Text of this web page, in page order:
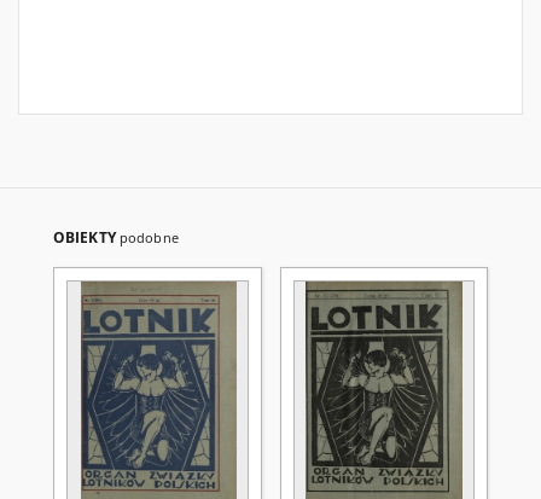
OBIEKTY podobne